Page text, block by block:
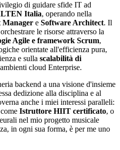
di guidare sfide IT ad
Italia, operando nella
Manager e Software Architect. Il
le risorse attraverso la
Agile e framework Scrum,
orientate all'efficienza pura,
e sulla scalabilità di
cloud Enterprise.
backend a una visione d'insieme
dedizione alla disciplina e al
anche i miei interessi paralleli:
Istruttore HIIT certificato, o
nel mio progetto musicale
in ogni sua forma, è per me uno